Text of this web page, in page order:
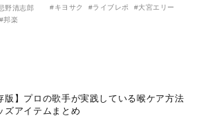
がつい
商品も
野清志郎
#邦楽
前に、キヨサク
#キヨサク
#ライブレポ #大宮エリー
版】プロの歌手が実践している喉ケア⽅法
ズアイテムまとめ